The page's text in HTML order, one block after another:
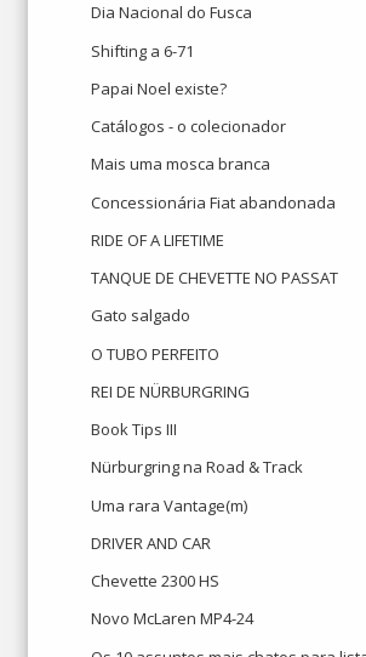
Dia Nacional do Fusca
Shifting a 6-71
Papai Noel existe?
Catálogos - o colecionador
Mais uma mosca branca
Concessionária Fiat abandonada
RIDE OF A LIFETIME
TANQUE DE CHEVETTE NO PASSAT
Gato salgado
O TUBO PERFEITO
REI DE NÜRBURGRING
Book Tips III
Nürburgring na Road & Track
Uma rara Vantage(m)
DRIVER AND CAR
Chevette 2300 HS
Novo McLaren MP4-24